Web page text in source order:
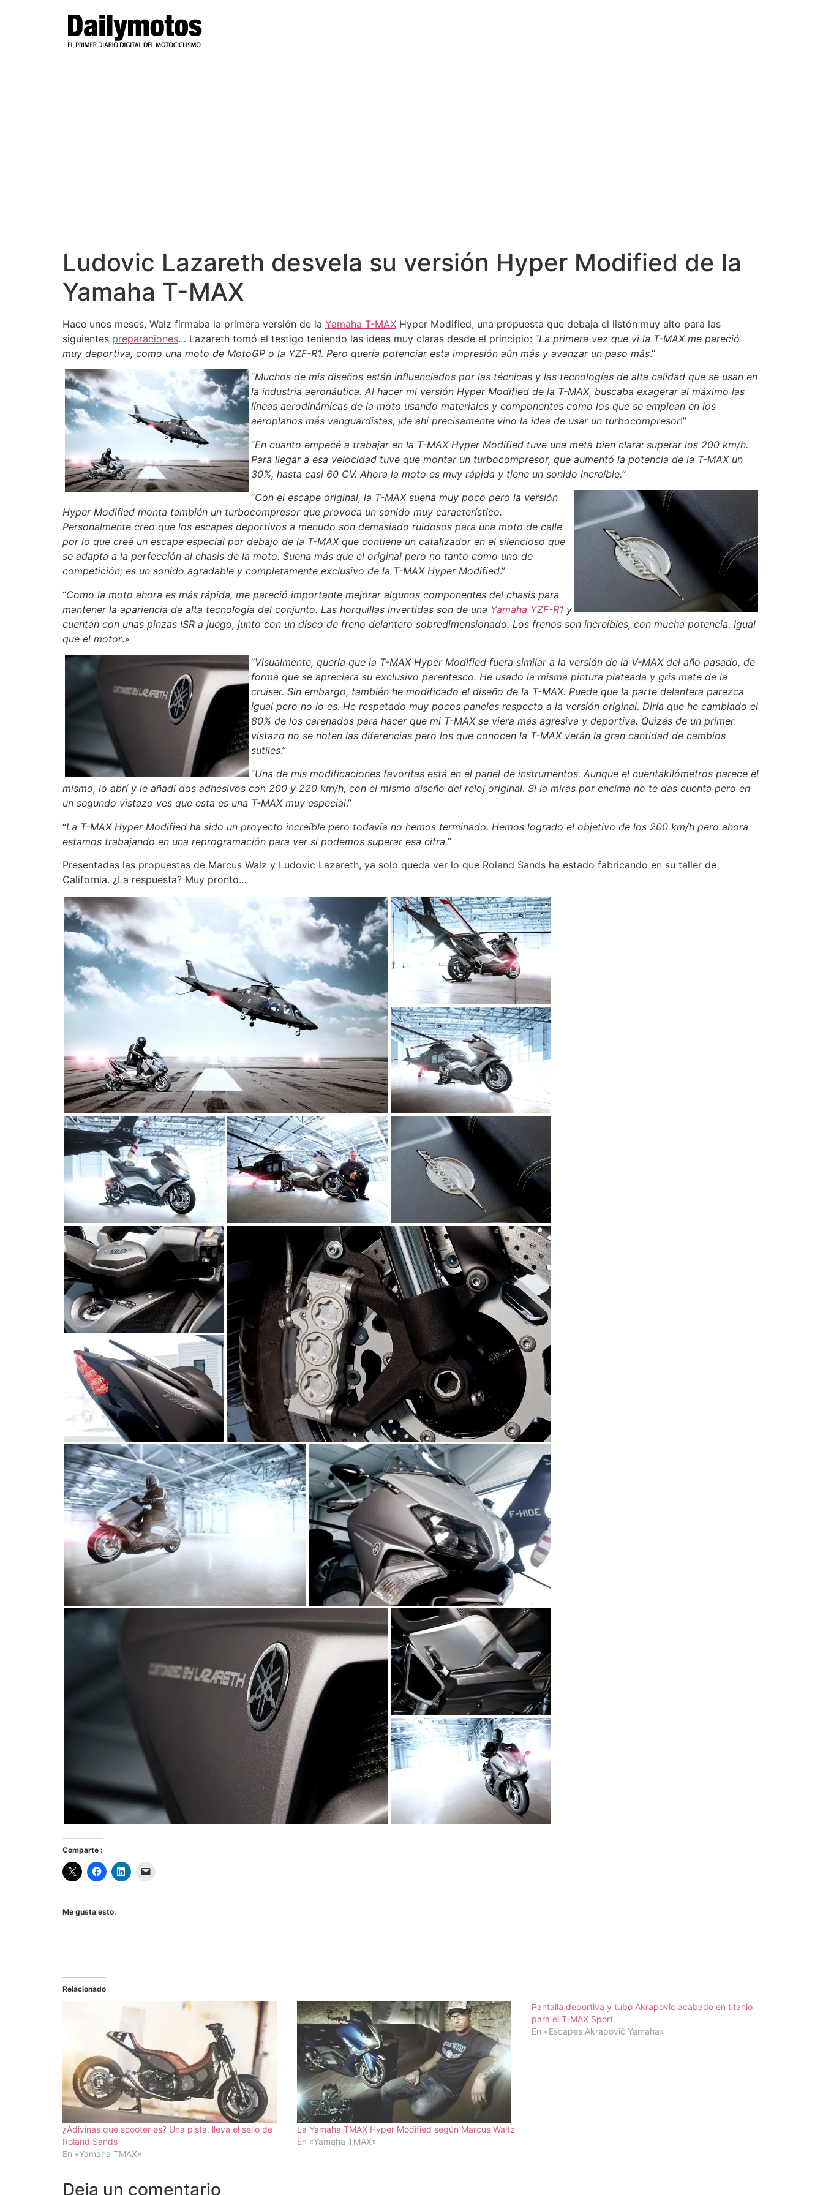
Ludovic Lazareth desvela su versión Hyper Modified de la
Yamaha T-MAX
Hace unos meses, Walz firmaba la primera versión de la Yamaha T-MAX Hyper Modified, una propuesta que debaja el listón muy alto para las
siguientes preparaciones… Lazareth tomó el testigo teniendo las ideas muy claras desde el principio: “La primera vez que vi la T-MAX me pareció
muy deportiva, como una moto de MotoGP o la YZF-R1. Pero quería potenciar esta impresión aún más y avanzar un paso más.”
“Muchos de mis diseños están influenciados por las técnicas y las tecnologías de alta calidad que se usan en
la industria aeronáutica. Al hacer mi versión Hyper Modified de la T-MAX, buscaba exagerar al máximo las
líneas aerodinámicas de la moto usando materiales y componentes como los que se emplean en los
aeroplanos más vanguardistas, ¡de ahí precisamente vino la idea de usar un turbocompresor!”
“En cuanto empecé a trabajar en la T-MAX Hyper Modified tuve una meta bien clara: superar los 200 km/h.
Para llegar a esa velocidad tuve que montar un turbocompresor, que aumentó la potencia de la T-MAX un
30%, hasta casi 60 CV. Ahora la moto es muy rápida y tiene un sonido increíble.”
“Con el escape original, la T-MAX suena muy poco pero la versión
Hyper Modified monta también un turbocompresor que provoca un sonido muy característico.
Personalmente creo que los escapes deportivos a menudo son demasiado ruidosos para una moto de calle
por lo que creé un escape especial por debajo de la T-MAX que contiene un catalizador en el silencioso que
se adapta a la perfección al chasis de la moto. Suena más que el original pero no tanto como uno de
competición; es un sonido agradable y completamente exclusivo de la T-MAX Hyper Modified.”
“Como la moto ahora es más rápida, me pareció importante mejorar algunos componentes del chasis para
mantener la apariencia de alta tecnología del conjunto. Las horquillas invertidas son de una Yamaha YZF-R1 y
cuentan con unas pinzas ISR a juego, junto con un disco de freno delantero sobredimensionado. Los frenos son increíbles, con mucha potencia. Igual
que el motor.»
“Visualmente, quería que la T-MAX Hyper Modified fuera similar a la versión de la V-MAX del año pasado, de
forma que se apreciara su exclusivo parentesco. He usado la misma pintura plateada y gris mate de la
cruiser. Sin embargo, también he modificado el diseño de la T-MAX. Puede que la parte delantera parezca
igual pero no lo es. He respetado muy pocos paneles respecto a la versión original. Diría que he cambiado el
80% de los carenados para hacer que mi T-MAX se viera más agresiva y deportiva. Quizás de un primer
vistazo no se noten las diferencias pero los que conocen la T-MAX verán la gran cantidad de cambios
sutiles.”
“Una de mis modificaciones favoritas está en el panel de instrumentos. Aunque el cuentakilómetros parece el
mismo, lo abrí y le añadí dos adhesivos con 200 y 220 km/h, con el mismo diseño del reloj original. Si la miras por encima no te das cuenta pero en
un segundo vistazo ves que esta es una T-MAX muy especial.”
“La T-MAX Hyper Modified ha sido un proyecto increíble pero todavía no hemos terminado. Hemos logrado el objetivo de los 200 km/h pero ahora
estamos trabajando en una reprogramación para ver si podemos superar esa cifra.”
Presentadas las propuestas de Marcus Walz y Ludovic Lazareth, ya solo queda ver lo que Roland Sands ha estado fabricando en su taller de
California. ¿La respuesta? Muy pronto…
Comparte :
Me gusta esto:
Relacionado
¿Adivinas qué scooter es? Una pista, lleva el sello de
Roland Sands
En «Yamaha TMAX»
La Yamaha TMAX Hyper Modified según Marcus Waltz
En «Yamaha TMAX»
Pantalla deportiva y tubo Akrapovic acabado en titanio
para el T-MAX Sport
En «Escapes Akrapovič Yamaha»
Deja un comentario